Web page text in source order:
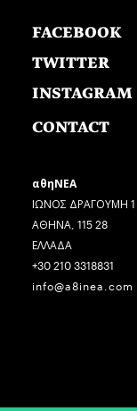
FACEBOOK
TWITTER
INSTAGRAM
CONTACT
αθηΝΕΑ
ΙΩΝΟΣ ΔΡΑΓΟΥΜΗ 1
ΑΘΗΝΑ, 115 28
ΕΛΛΑΔΑ
+30 210 3318831
info@a8inea.com